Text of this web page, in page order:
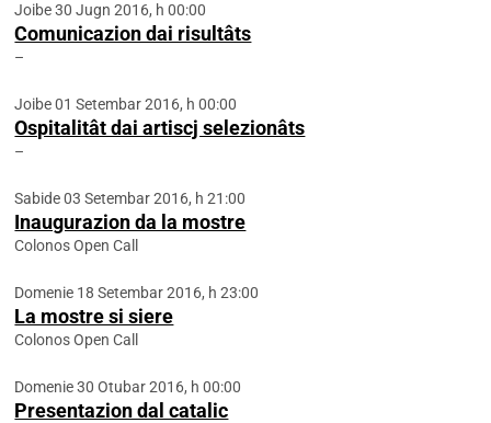
Joibe 30 Jugn 2016, h 00:00
Comunicazion dai risultâts
–
Joibe 01 Setembar 2016, h 00:00
Ospitalitât dai artiscj selezionâts
–
Sabide 03 Setembar 2016, h 21:00
Inaugurazion da la mostre
Colonos Open Call
Domenie 18 Setembar 2016, h 23:00
La mostre si siere
Colonos Open Call
Domenie 30 Otubar 2016, h 00:00
Presentazion dal catalic